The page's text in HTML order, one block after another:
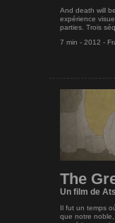
And death will
expérience
parties. Trois
7 min - 2012 -
The
Un film de
Il fut un temps
que notre